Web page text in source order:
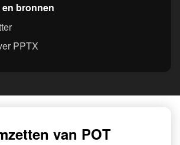
bronnen
PPTX
van POT